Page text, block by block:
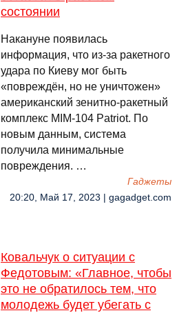
состоянии
Накануне появилась
информация, что из-за ракетного
удара по Киеву мог быть
«повреждён, но не уничтожен»
американский зенитно-ракетный
комплекс MIM-104 Patriot. По
новым данным, система
получила минимальные
повреждения. …
Гаджеты
20:20, Май 17, 2023 | gagadget.com
Ковальчук о ситуации с
Федотовым: «Главное, чтобы
это не обратилось тем, что
молодежь будет убегать с